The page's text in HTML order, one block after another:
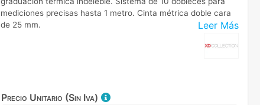
Leer Más
mediciones precisas hasta 1 metro. Cinta métrica doble cara
de 25 mm.
Precio Unitario (Sin Iva)